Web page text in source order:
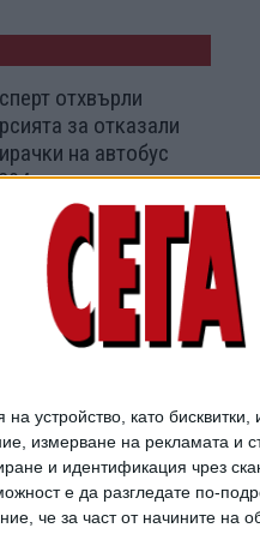
устройство, като
измерване на рекламата и
и идентификация чрез
е да разгледате по-
че за част от начините на
отхвърли
за отказали
на автобус
Юли 2026
е единият
от катастрофата
трима загинали